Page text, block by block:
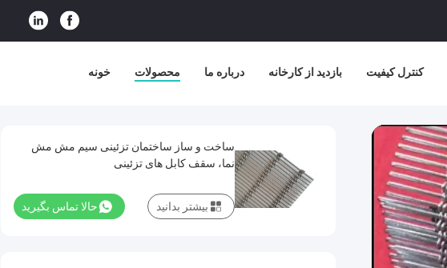
خونه محصولات درباره ما بازدید از کارخانه کنترل کیفیت
ساخت و ساز ساختمان تزئینی سیم مش مش
نما، سقف کابل های تزئینی
حالا تماس بگیرید بیشتر بدانید